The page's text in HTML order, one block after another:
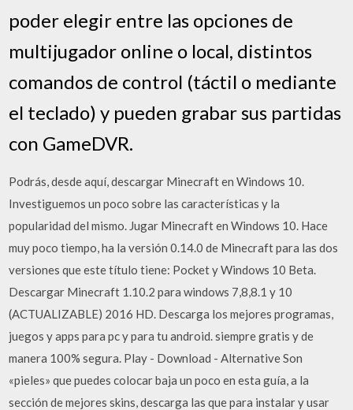
poder elegir entre las opciones de
multijugador online o local, distintos
comandos de control (táctil o mediante
el teclado) y pueden grabar sus partidas
con GameDVR.
Podrás, desde aquí, descargar Minecraft en Windows 10.
Investiguemos un poco sobre las características y la
popularidad del mismo. Jugar Minecraft en Windows 10. Hace
muy poco tiempo, ha la versión 0.14.0 de Minecraft para las dos
versiones que este título tiene: Pocket y Windows 10 Beta.
Descargar Minecraft 1.10.2 para windows 7,8,8.1 y 10
(ACTUALIZABLE) 2016 HD. Descarga los mejores programas,
juegos y apps para pc y para tu android. siempre gratis y de
manera 100% segura. Play - Download - Alternative Son
«pieles» que puedes colocar baja un poco en esta guía, a la
sección de mejores skins, descarga las que para instalar y usar